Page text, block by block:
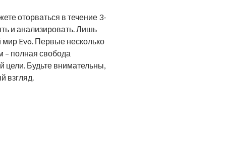
оторваться в течение 3-
и анализировать. Лишь
мир Evo. Первые несколько
– полная свобода
цели. Будьте внимательны,
взгляд.